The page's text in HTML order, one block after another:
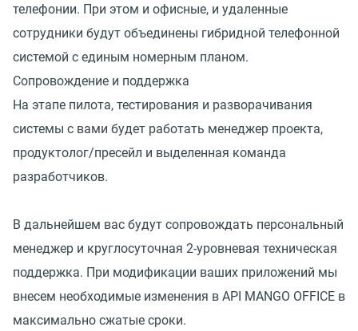
телефонии. При этом и офисные, и удаленные
сотрудники будут объединены гибридной телефонной
системой с единым номерным планом.
Сопровождение и поддержка
На этапе пилота, тестирования и разворачивания
системы с вами будет работать менеджер проекта,
продуктолог/пресейл и выделенная команда
разработчиков.
В дальнейшем вас будут сопровождать персональный
менеджер и круглосуточная 2-уровневая техническая
поддержка. При модификации ваших приложений мы
внесем необходимые изменения в API MANGO OFFICE в
максимально сжатые сроки.